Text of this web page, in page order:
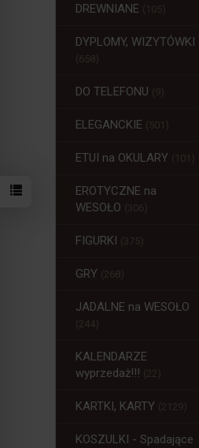
DREWNIANE
DYPLOMY, WIZYTÓWKI
DO TELEFONU
ELEGANCKIE
ETUI na OKULARY
EROTYCZNE na
WESOŁO
FIGURKI
GRY
JADALNE na WESOŁO
KALENDARZE
wyprzedaż!!!
KARTKI, KARTY
KOSZULKI - Spadające